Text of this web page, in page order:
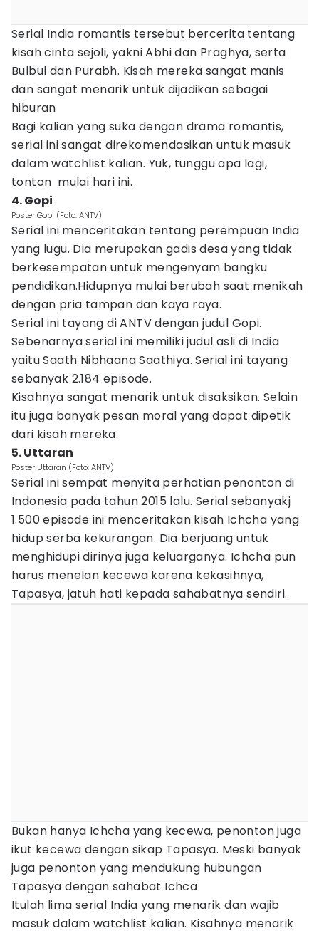
Serial India romantis tersebut bercerita tentang
kisah cinta sejoli, yakni Abhi dan Praghya, serta
Bulbul dan Purabh. Kisah mereka sangat manis
dan sangat menarik untuk dijadikan sebagai
hiburan
Bagi kalian yang suka dengan drama romantis,
serial ini sangat direkomendasikan untuk masuk
dalam watchlist kalian. Yuk, tunggu apa lagi,
tonton mulai hari ini.
4. Gopi
Poster Gopi (Foto: ANTV)
Serial ini menceritakan tentang perempuan India
yang lugu. Dia merupakan gadis desa yang tidak
berkesempatan untuk mengenyam bangku
pendidikan.Hidupnya mulai berubah saat menikah
dengan pria tampan dan kaya raya.
Serial ini tayang di ANTV dengan judul Gopi.
Sebenarnya serial ini memiliki judul asli di India
yaitu Saath Nibhaana Saathiya. Serial ini tayang
sebanyak 2.184 episode.
Kisahnya sangat menarik untuk disaksikan. Selain
itu juga banyak pesan moral yang dapat dipetik
dari kisah mereka.
5. Uttaran
Poster Uttaran (Foto: ANTV)
Serial ini sempat menyita perhatian penonton di
Indonesia pada tahun 2015 lalu. Serial sebanyakj
1.500 episode ini menceritakan kisah Ichcha yang
hidup serba kekurangan. Dia berjuang untuk
menghidupi dirinya juga keluarganya. Ichcha pun
harus menelan kecewa karena kekasihnya,
Tapasya, jatuh hati kepada sahabatnya sendiri.
Bukan hanya Ichcha yang kecewa, penonton juga
ikut kecewa dengan sikap Tapasya. Meski banyak
juga penonton yang mendukung hubungan
Tapasya dengan sahabat Ichca
Itulah lima serial India yang menarik dan wajib
masuk dalam watchlist kalian. Kisahnya menarik